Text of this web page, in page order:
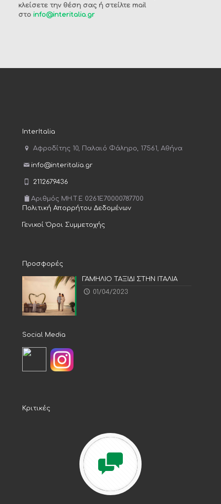
κλείσετε την θέση σας ή στείλτε mail
στο info@interitalia.gr
InterItalia
Αφροδίτης 10, Παλαιό Φάληρο, 17561, Αθήνα
info@interitalia.gr
2112679436
Αριθμός MH.T.E 0261E70000787700
Πολιτική Απορρήτου Δεδομένων
Γενικοί Όροι Συμμετοχής
Προσφορές
ΓΑΜΗΛΙΟ ΤΑΞΙΔΙ ΣΤΗΝ ΙΤΑΛΙΑ
01/04/2023
Social Media
Κριτικές